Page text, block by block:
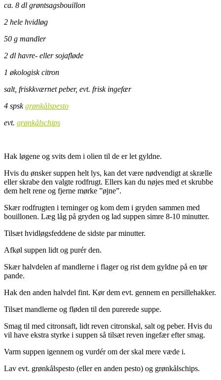
ca. 8 dl grøntsagsbouillon
2 hele hvidløg
50 g mandler
2 dl havre- eller sojafløde
1 økologisk citron
salt, friskkværnet peber, evt. frisk ingefær
4 spskgrønkålspesto
evt. grønkålschips
Hak løgene og svits dem i olien til de er let gyldne.
Hvis du ønsker suppen helt lys, kan det være nødvendigt at skrælle
eller skrabe den valgte rodfrugt. Ellers kan du nøjes med et skrubbe
dem helt rene og fjerne mørke ”øjne”.
Skær rodfrugten i terninger og kom dem i gryden sammen med
bouillonen. Læg låg på gryden og lad suppen simre 8-10 minutter.
Tilsæt hvidløgsfeddene de sidste par minutter.
Afkøl suppen lidt og purér den.
Skær halvdelen af mandlerne i flager og rist dem gyldne på en tør
pande.
Hak den anden halvdel fint. Kør dem evt. gennem en persillehakker.
Tilsæt mandlerne og fløden til den purerede suppe.
Smag til med citronsaft, lidt reven citronskal, salt og peber. Hvis du
vil have ekstra styrke i suppen så tilsæt reven ingefær efter smag.
Varm suppen igennem og vurdér om der skal mere væde i.
Lav evt. grønkålspesto (eller en anden pesto) og grønkålschips.